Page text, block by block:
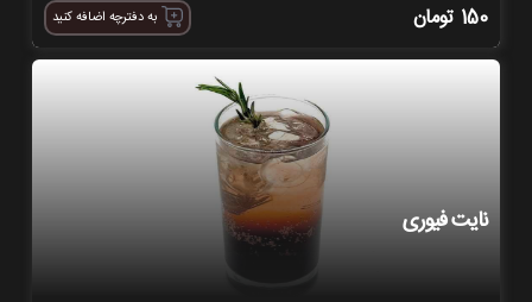
150 تومان به دفترچه اضافه کنید
نایت فیوری